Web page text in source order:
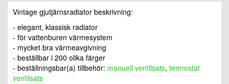
Vintage gjutjärnsradiator beskrivning:
- elegant, klassisk radiator
- för vattenburen värmesystem
- mycket bra värmeavgivning
- beställbar i 200 olika färger
- beställningsbar(a) tillbehör: manuell ventilsats, termostat
ventilsats